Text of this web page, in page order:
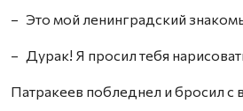
– Это мой ленинградский
– Дурак! Я просил тебя
Патракеев побледнел и бросил с